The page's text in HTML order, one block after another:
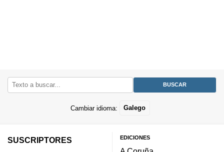
Cambiar idioma: Galego
SUSCRIPTORES
EDICIONES